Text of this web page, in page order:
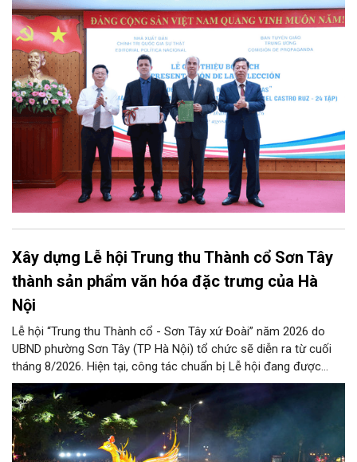
Nhà xuất bản Chính trị quốc gia Sự thật phối hợp với Ban Tuyên
giáo Trung ương tổ chức Lễ giới thiệu bộ sách “Tuyển tập các
tác phẩm chọn lọc của Tổng Tư lệnh Fidel Castro Ruz” gồm 24
tập bằng tiếng Tây Ban Nha.
Xây dựng Lễ hội Trung thu Thành cổ Sơn Tây
thành sản phẩm văn hóa đặc trưng của Hà
Nội
Lễ hội “Trung thu Thành cổ - Sơn Tây xứ Đoài” năm 2026 do
UBND phường Sơn Tây (TP Hà Nội) tổ chức sẽ diễn ra từ cuối
tháng 8/2026. Hiện tại, công tác chuẩn bị Lễ hội đang được
chính quyền phường Sơn Tây cùng các phòng, ban, ngành, đơn
vị và 25 tổ dân phố khẩn trương triển khai, tạo khí thế sôi nổi,
sẵn sàng mang đến cho Nhân dân và du khách một mùa Trung
thu quy mô, đặc sắc và giàu bản sắc văn hóa xứ Đoài.